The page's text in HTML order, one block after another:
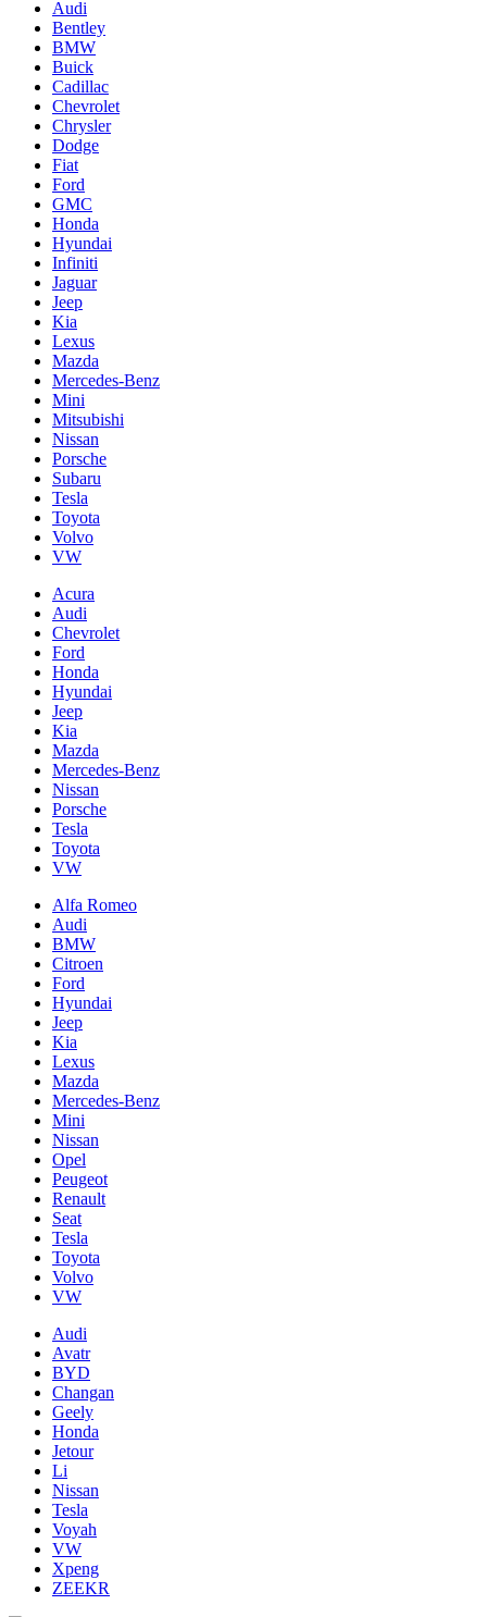
Audi
Bentley
BMW
Buick
Cadillac
Chevrolet
Chrysler
Dodge
Fiat
Ford
GMC
Honda
Hyundai
Infiniti
Jaguar
Jeep
Kia
Lexus
Mazda
Mercedes-Benz
Mini
Mitsubishi
Nissan
Porsche
Subaru
Tesla
Toyota
Volvo
VW
Acura
Audi
Chevrolet
Ford
Honda
Hyundai
Jeep
Kia
Mazda
Mercedes-Benz
Nissan
Porsche
Tesla
Toyota
VW
Alfa Romeo
Audi
BMW
Citroen
Ford
Hyundai
Jeep
Kia
Lexus
Mazda
Mercedes-Benz
Mini
Nissan
Opel
Peugeot
Renault
Seat
Tesla
Toyota
Volvo
VW
Audi
Avatr
BYD
Changan
Geely
Honda
Jetour
Li
Nissan
Tesla
Voyah
VW
Xpeng
ZEEKR